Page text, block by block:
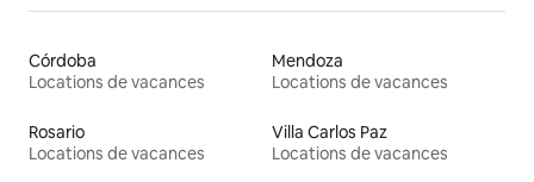
Córdoba
Locations de vacances
Mendoza
Locations de vacances
Rosario
Locations de vacances
Villa Carlos Paz
Locations de vacances